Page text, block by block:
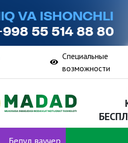
Специальные
возможности